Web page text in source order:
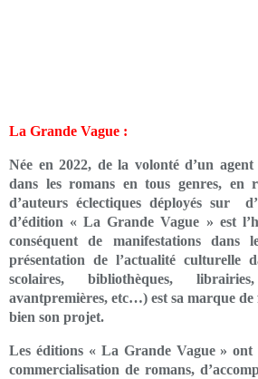
La Grande Vague :
Née en 2022, de la volonté d’un
dans les romans en tous genres, en
d’auteurs éclectiques déployés sur
d’édition « La Grande Vague » est
conséquent de manifestations dans
présentation de l’actualité culturelle
scolaires, bibliothèques,
avantpremières, etc…) est sa marque
bien son projet.
Les éditions « La Grande Vague »
commercialisation de romans,